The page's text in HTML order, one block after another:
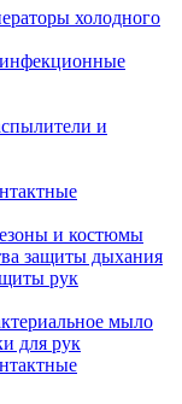
холодного
и
и костюмы
защиты дыхания
рук
мыло
для рук